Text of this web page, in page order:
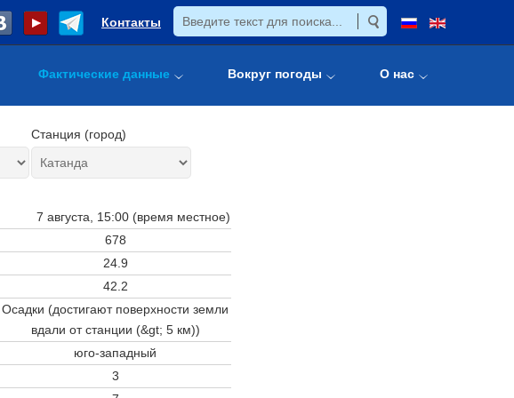
Контакты
Фактические данные Вокруг погоды О нас
Станция (город)
7 августа, 15:00 (время местное)
678
24.9
42.2
Осадки (достигают поверхности земли
вдали от станции (&gt; 5 км))
юго-западный
3